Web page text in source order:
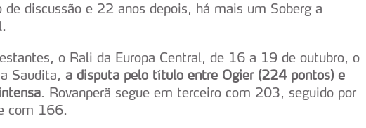
discussão e 22 anos depois, há mais um Soberg a
o Rali da Europa Central, de 16 a 19 de outubro, o
Saudita, a disputa pelo título entre Ogier (224 pontos) e
. Rovanperä segue em terceiro com 203, seguido por
com 166.